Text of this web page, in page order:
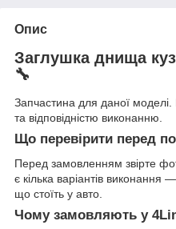
Опис
Заглушка днища
🔧
Запчастина для даної
та відповідністю виконанню.
Що перевірити перед
Перед замовленням звірте
є кілька варіантів
що стоїть у авто.
Чому замовляють у